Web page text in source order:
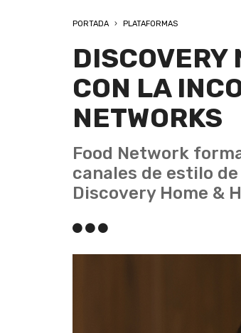
PORTADA PLATAFORMAS
DISCOVERY
CON LA
NETWORKS
Food Network
canales de estilo
Discovery Home &